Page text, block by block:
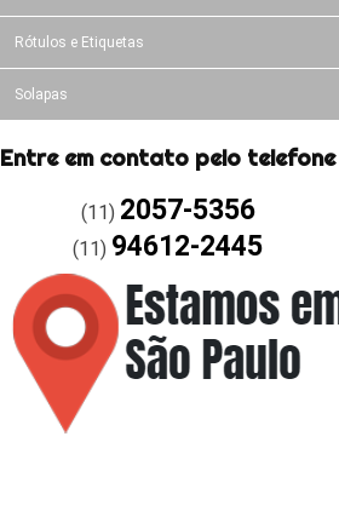
Rótulos e Etiquetas
Solapas
Entre em contato pelo telefone
(11) 2057-5356
(11) 94612-2445